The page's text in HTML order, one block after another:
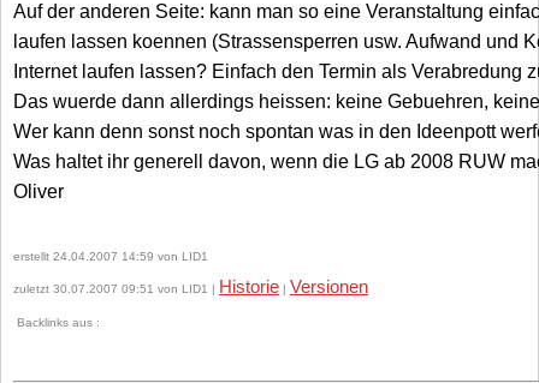
Auf der anderen Seite: kann man so eine Veranstaltung
laufen lassen koennen (Strassensperren usw. Aufwand und
Internet laufen lassen? Einfach den Termin als Verabredung
Das wuerde dann allerdings heissen: keine Gebuehren,
Wer kann denn sonst noch spontan was in den Ideenpott
Was haltet ihr generell davon, wenn die LG ab 2008 RUW
Oliver
erstellt 24.04.2007 14:59 von LID1
zuletzt 30.07.2007 09:51 von LID1 | Historie | Versionen
Backlinks aus :